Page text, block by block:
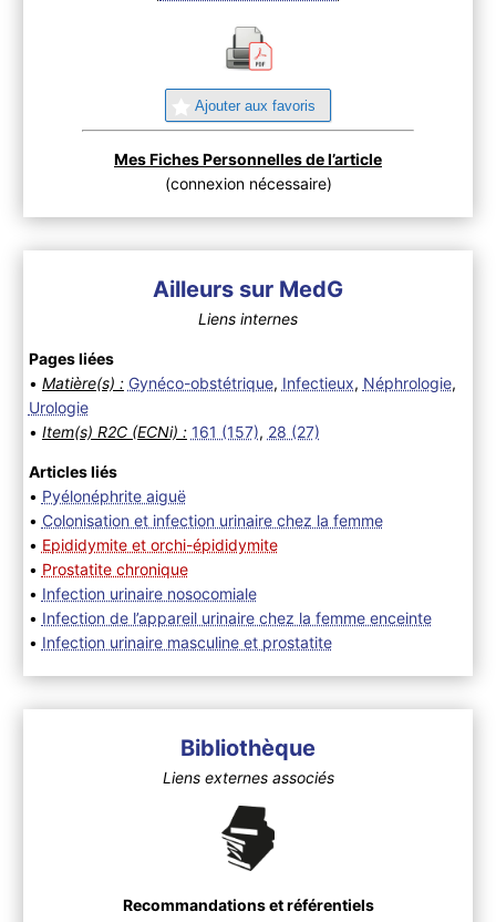
Ajouter aux favoris
Mes Fiches Personnelles de l’article
(connexion nécessaire)
Ailleurs sur MedG
Liens internes
Pages liées
• Matière(s) : Gynéco-obstétrique, Infectieux, Néphrologie,
Urologie
• Item(s) R2C (ECNi) : 161 (157), 28 (27)
Articles liés
• Pyélonéphrite aiguë
• Colonisation et infection urinaire chez la femme
• Epididymite et orchi-épididymite
• Prostatite chronique
• Infection urinaire nosocomiale
• Infection de l’appareil urinaire chez la femme enceinte
• Infection urinaire masculine et prostatite
Bibliothèque
Liens externes associés
Recommandations et référentiels